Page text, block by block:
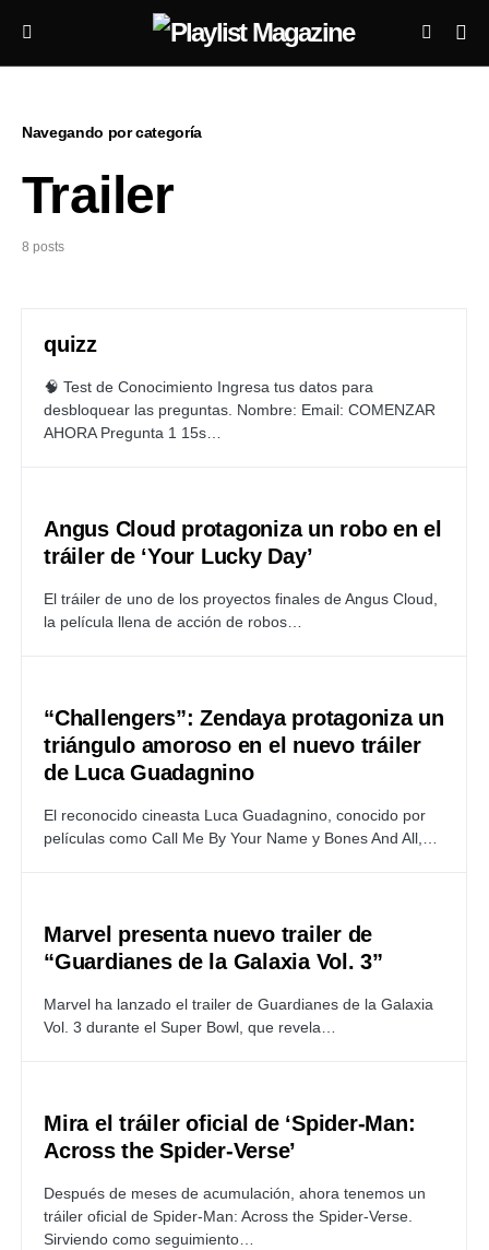
Navegando por categoría
Trailer
8 posts
quizz
🧠 Test de Conocimiento Ingresa tus datos para
desbloquear las preguntas. Nombre: Email: COMENZAR
AHORA Pregunta 1 15s…
Angus Cloud protagoniza un robo en el
tráiler de ‘Your Lucky Day’
El tráiler de uno de los proyectos finales de Angus Cloud,
la película llena de acción de robos…
“Challengers”: Zendaya protagoniza un
triángulo amoroso en el nuevo tráiler
de Luca Guadagnino
El reconocido cineasta Luca Guadagnino, conocido por
películas como Call Me By Your Name y Bones And All,…
Marvel presenta nuevo trailer de
“Guardianes de la Galaxia Vol. 3”
Marvel ha lanzado el trailer de Guardianes de la Galaxia
Vol. 3 durante el Super Bowl, que revela…
Mira el tráiler oficial de ‘Spider-Man:
Across the Spider-Verse’
Después de meses de acumulación, ahora tenemos un
tráiler oficial de Spider-Man: Across the Spider-Verse.
Sirviendo como seguimiento…